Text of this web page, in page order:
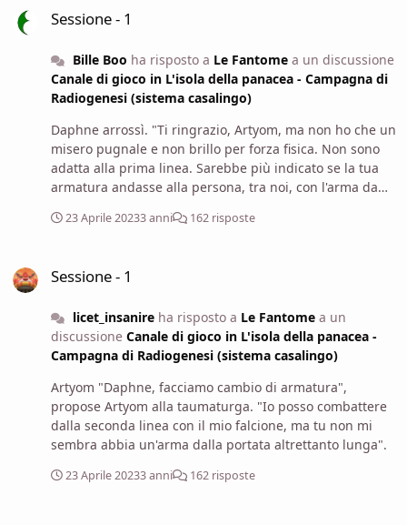
Sessione - 1
Bille Boo ha risposto a Le Fantomea un discussione
Canale di gioco in L'isola della panacea - Campagna di
Radiogenesi (sistema casalingo)
Daphne arrossì. "Ti ringrazio, Artyom, ma non ho che un
misero pugnale e non brillo per forza fisica. Non sono
adatta alla prima linea. Sarebbe più indicato se la tua
armatura andasse alla persona, tra noi, con l'arma da
questo cambio di armatura, vorrei fare un giro intorno
salire"
23 Aprile 20233 anni 162 risposte
Sessione - 1
licet_insanireha risposto a Le Fantomea un
discussione Canale di gioco in L'isola della panacea -
Campagna di Radiogenesi (sistema casalingo)
Artyom "Daphne, facciamo cambio di armatura",
propose Artyom alla taumaturga. "Io posso combattere
dalla seconda linea con il mio falcione, ma tu non mi
sembra abbia un'arma dalla portata altrettanto lunga".
23 Aprile 20233 anni 162 risposte